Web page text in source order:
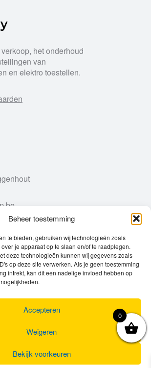
Beheer toestemming
te bieden, gebruiken wij technologieën zoals
je apparaat op te slaan en/of te raadplegen.
deze technologieën kunnen wij gegevens zoals
op deze site verwerken. Als je geen toestemming
intrekt, kan dit een nadelige invloed hebben op
Accepteren
Weigeren
Bekijk voorkeuren
het onderhoud
van
en elektro toestellen.
13u – 18u00
13u – 18u00
13u – 18u00
13u – 18u00
0